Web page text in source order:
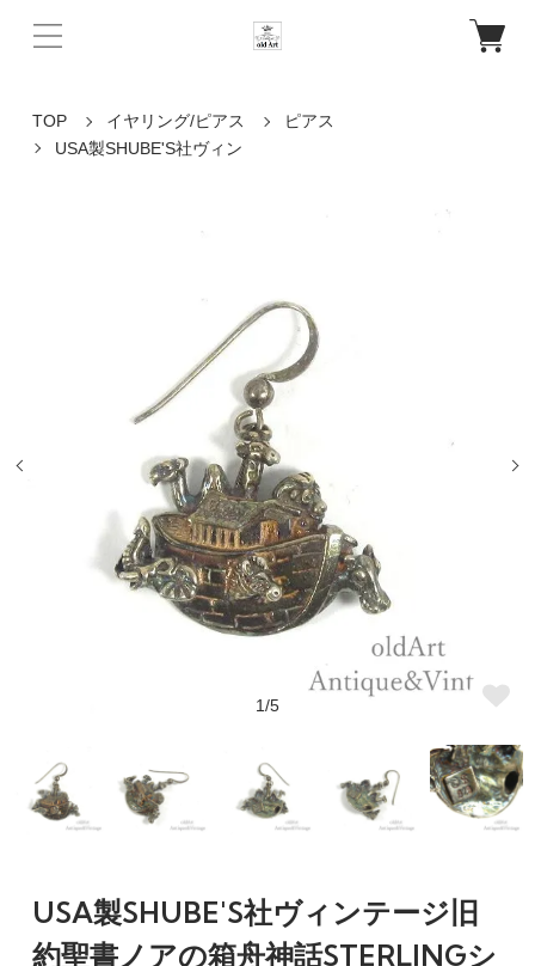
TOP イヤリング/ピアス
ピアス
USA製SHUBE'S社ヴィン
1/5
USA製SHUBE'S社ヴィンテージ旧
約聖書ノアの箱舟神話STERLINGシ